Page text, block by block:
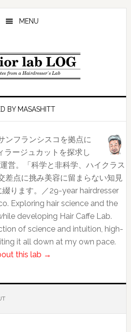
MENU
BY MASASHITT
ンフランシスコを拠点に
ラージュカットを探求し
営。「科学と非科学、ハイクラス
差点に挑み美容に留まらない知見
綴ります。／29-year hairdresser
Exploring hair science and the
developing Hair Caffe Lab.
of science and intuition, high-
it all down at my own pace.
this lab →